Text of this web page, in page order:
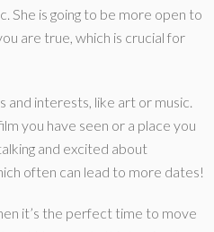
She is going to be more open to
are true, which is crucial for
and interests, like art or music.
you have seen or a place you
and excited about
often can lead to more dates!
it’s the perfect time to move